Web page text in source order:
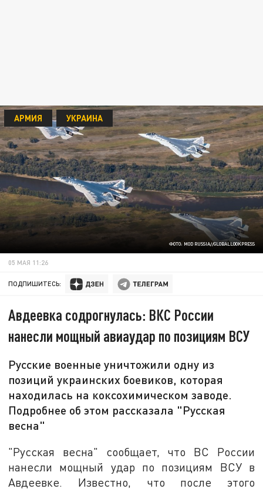
ФОТО: MOD RUSSIA//GLOBALLOOKPRESS
АРМИЯ УКРАИНА
05 МАЯ 11:26
ПОДПИШИТЕСЬ:
Авдеевка содрогнулась: ВКС России
нанесли мощный авиаудар по позициям ВСУ
Русские военные уничтожили одну из
позиций украинских боевиков, которая
находилась на коксохимическом заводе.
Подробнее об этом рассказала "Русская
весна"
"Русская весна" сообщает, что ВС России
нанесли мощный удар по позициям ВСУ в
Авдеевке. Известно, что после этого